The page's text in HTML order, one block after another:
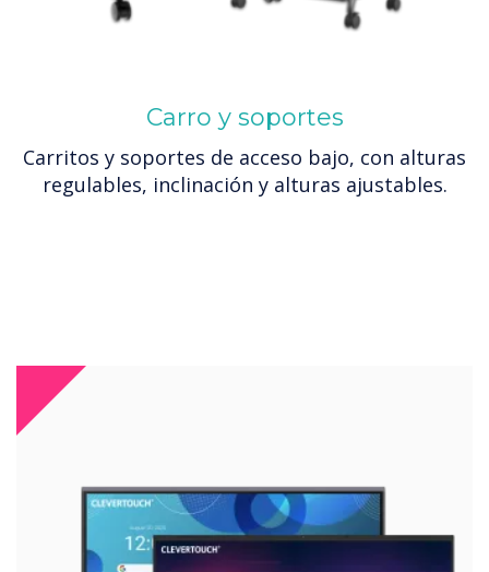
Carro y soportes
Carritos y soportes de acceso bajo, con alturas
regulables, inclinación y alturas ajustables.